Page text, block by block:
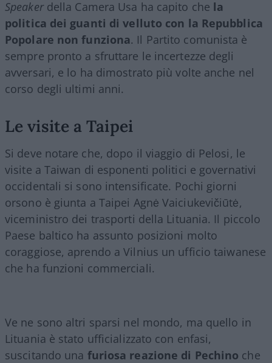
Speakerdella Camera Usa ha capito che la
politica dei guanti di velluto con la Repubblica
Popolare non funziona. Il Partito comunista è
sempre pronto a sfruttare le incertezze degli
avversari, e lo ha dimostrato più volte anche nel
corso degli ultimi anni.
Le visite a Taipei
Si deve notare che, dopo il viaggio di Pelosi, le
visite a Taiwan di esponenti politici e governativi
occidentali si sono intensificate. Pochi giorni
orsono è giunta a Taipei Agnė Vaiciukevičiūtė,
viceministro dei trasporti della Lituania. Il piccolo
Paese baltico ha assunto posizioni molto
coraggiose, aprendo a Vilnius un ufficio taiwanese
che ha funzioni commerciali.
Ve ne sono altri sparsi nel mondo, ma quello in
Lituania è stato ufficializzato con enfasi,
suscitando una furiosa reazione di Pechino che